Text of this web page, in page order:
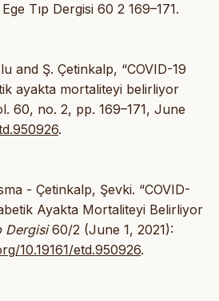
Tıp Dergisi 60 2 169–171.
and Ş. Çetinkalp, “COVID-19
ayakta mortaliteyi belirliyor
60, no. 2, pp. 169–171, June
.
- Çetinkalp, Şevki. “COVID-
Ayakta Mortaliteyi Belirliyor
Dergisi60/2 (June 1, 2021):
10.19161/etd.950926.